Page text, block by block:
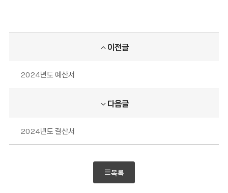
이전글
2024년도 예산서
다음글
2024년도 결산서
목록